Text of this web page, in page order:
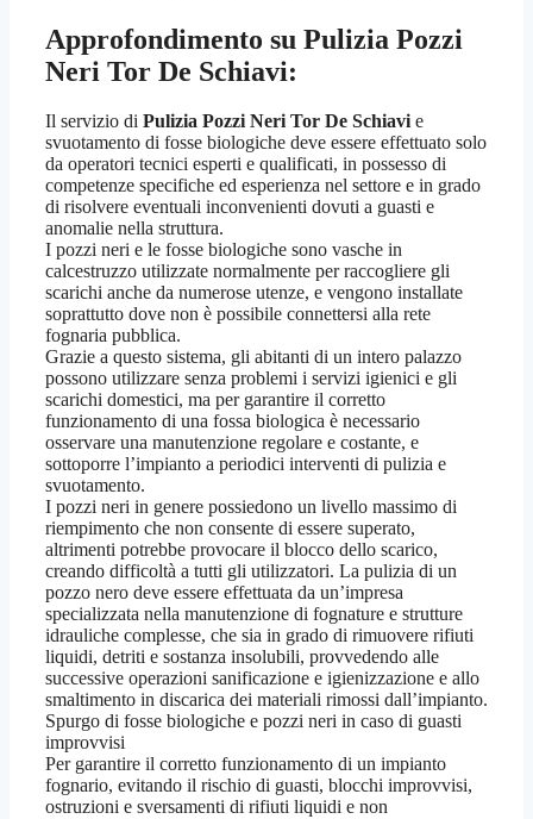
Approfondimento su Pulizia Pozzi
Neri Tor De Schiavi:
Il servizio di Pulizia Pozzi Neri Tor De Schiavie
svuotamento di fosse biologiche deve essere effettuato solo
da operatori tecnici esperti e qualificati, in possesso di
competenze specifiche ed esperienza nel settore e in grado
di risolvere eventuali inconvenienti dovuti a guasti e
anomalie nella struttura.
I pozzi neri e le fosse biologiche sono vasche in
calcestruzzo utilizzate normalmente per raccogliere gli
scarichi anche da numerose utenze, e vengono installate
soprattutto dove non è possibile connettersi alla rete
fognaria pubblica.
Grazie a questo sistema, gli abitanti di un intero palazzo
possono utilizzare senza problemi i servizi igienici e gli
scarichi domestici, ma per garantire il corretto
funzionamento di una fossa biologica è necessario
osservare una manutenzione regolare e costante, e
sottoporre l’impianto a periodici interventi di pulizia e
svuotamento.
I pozzi neri in genere possiedono un livello massimo di
riempimento che non consente di essere superato,
altrimenti potrebbe provocare il blocco dello scarico,
creando difficoltà a tutti gli utilizzatori. La pulizia di un
pozzo nero deve essere effettuata da un’impresa
specializzata nella manutenzione di fognature e strutture
idrauliche complesse, che sia in grado di rimuovere rifiuti
liquidi, detriti e sostanza insolubili, provvedendo alle
successive operazioni sanificazione e igienizzazione e allo
smaltimento in discarica dei materiali rimossi dall’impianto.
Spurgo di fosse biologiche e pozzi neri in caso di guasti
improvvisi
Per garantire il corretto funzionamento di un impianto
fognario, evitando il rischio di guasti, blocchi improvvisi,
ostruzioni e sversamenti di rifiuti liquidi e non